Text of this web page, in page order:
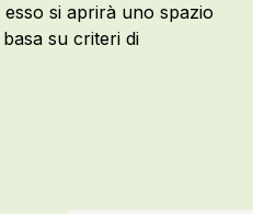
si aprirà uno spazio
su criteri di